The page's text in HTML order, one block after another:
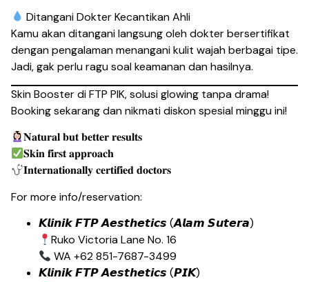
Ditangani Dokter Kecantikan Ahli
Kamu akan ditangani langsung oleh dokter bersertifikat
dengan pengalaman menangani kulit wajah berbagai tipe.
Jadi, gak perlu ragu soal keamanan dan hasilnya.
Skin Booster di FTP PIK, solusi glowing tanpa drama!
Booking sekarang dan nikmati diskon spesial minggu ini!
𝐍𝐚𝐭𝐮𝐫𝐚𝐥 𝐛𝐮𝐭 𝐛𝐞𝐭𝐭𝐞𝐫 𝐫𝐞𝐬𝐮𝐥𝐭𝐬
𝐒𝐤𝐢𝐧 𝐟𝐢𝐫𝐬𝐭 𝐚𝐩𝐩𝐫𝐨𝐚𝐜𝐡
𝐈𝐧𝐭𝐞𝐫𝐧𝐚𝐭𝐢𝐨𝐧𝐚𝐥𝐥𝐲 𝐜𝐞𝐫𝐭𝐢𝐟𝐢𝐞𝐝 𝐝𝐨𝐜𝐭𝐨𝐫𝐬
For more info/reservation:
𝙆𝙡𝙞𝙣𝙞𝙠 𝙁𝙏𝙋 𝘼𝙚𝙨𝙩𝙝𝙚𝙩𝙞𝙘𝙨 (𝘼𝙡𝙖𝙢 𝙎𝙪𝙩𝙚𝙧𝙖)
Ruko Victoria Lane No. 16
WA +62 851-7687-3499
𝙆𝙡𝙞𝙣𝙞𝙠 𝙁𝙏𝙋 𝘼𝙚𝙨𝙩𝙝𝙚𝙩𝙞𝙘𝙨 (𝙋𝙄𝙆)